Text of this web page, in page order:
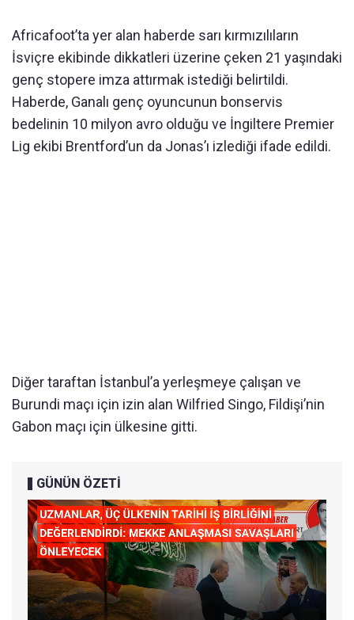
Africafoot’ta yer alan haberde sarı kırmızılıların
İsviçre ekibinde dikkatleri üzerine çeken 21 yaşındaki
genç stopere imza attırmak istediği belirtildi.
Haberde, Ganalı genç oyuncunun bonservis
bedelinin 10 milyon avro olduğu ve İngiltere Premier
Lig ekibi Brentford’un da Jonas’ı izlediği ifade edildi.
Diğer taraftan İstanbul’a yerleşmeye çalışan ve
Burundi maçı için izin alan Wilfried Singo, Fildişi’nin
Gabon maçı için ülkesine gitti.
GÜNÜN ÖZETİ